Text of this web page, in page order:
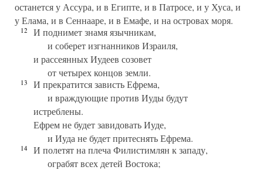
останется у Ассура, и в Египте, и в Патросе, и у Хуса, и
у Елама, и в Сеннааре, и в Емафе, и на островах моря.
12
И поднимет знамя язычникам,
и соберет изгнанников Израиля,
и рассеянных Иудеев созовет
от четырех концов земли.
13
И прекратится зависть Ефрема,
и враждующие против Иуды будут
истреблены.
Ефрем не будет завидовать Иуде,
и Иуда не будет притеснять Ефрема.
14
И полетят на плеча Филистимлян к западу,
ограбят всех детей Востока;